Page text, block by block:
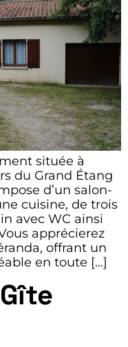
située à
du Grand Étang
d’un salon-
cuisine, de trois
avec WC ainsi
apprécierez
offrant un
en toute […]